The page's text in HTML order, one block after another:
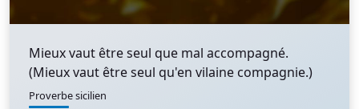
Mieux vaut être seul que mal accompagné.
(Mieux vaut être seul qu'en vilaine compagnie.)
Proverbe sicilien